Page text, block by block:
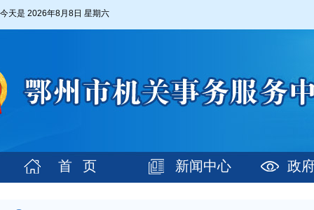
今天是 2026年8月8日 星期六
首 页 新闻中心 政